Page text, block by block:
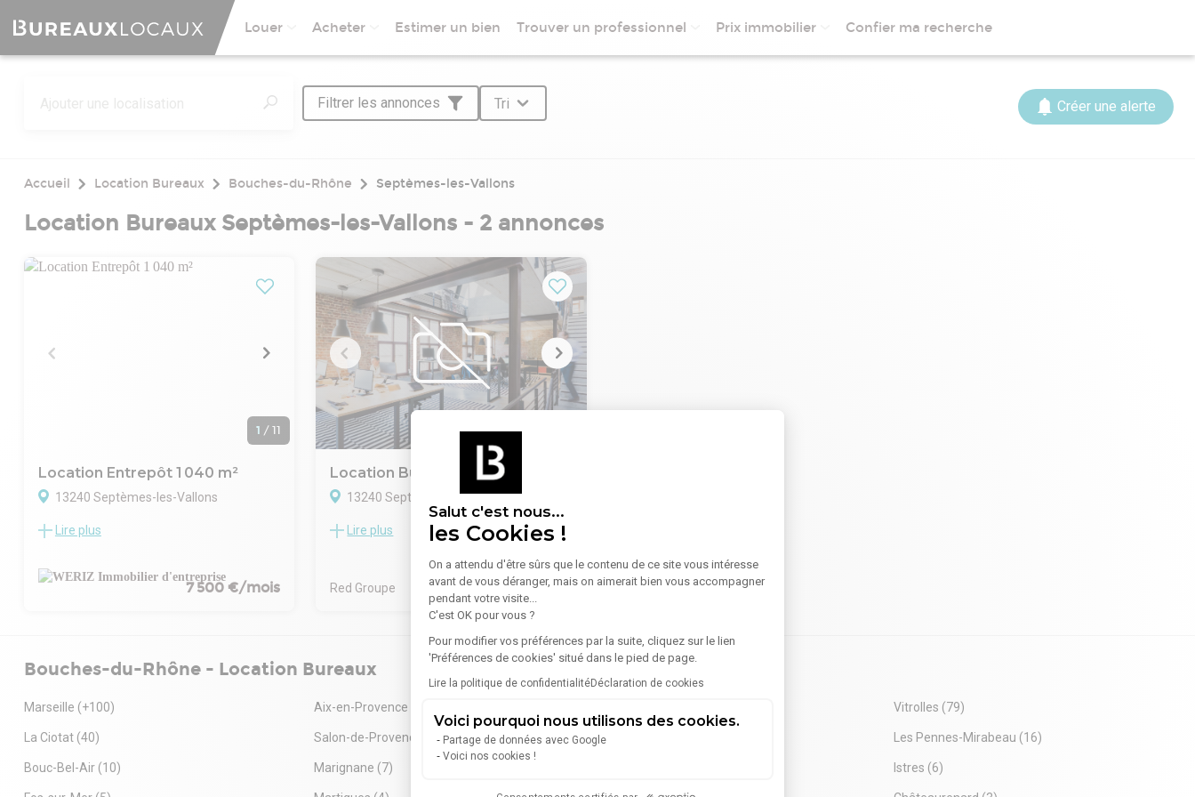
Salut c'est nous...
les Cookies !
On a attendu d'être sûrs que le contenu de ce site vous intéresse
avant de vous déranger, mais on aimerait bien vous accompagner
pendant votre visite...
C'est OK pour vous ?
Pour modifier vos préférences par la suite, cliquez sur le lien
'Préférences de cookies' situé dans le pied de page.
Lire la politique de confidentialitéDéclaration de cookies
Voici pourquoi nous utilisons des cookies.
Partage de données avec Google
Voici nos cookies !
Louer Acheter Estimer un bien Trouver un professionnel Prix immobilier Confier ma recherche
Filtrer les annonces Tri Créer une alerte
Accueil Location Bureaux Bouches-du-Rhône Septèmes-les-Vallons
Location Bureaux Septèmes-les-Vallons - 2 annonces
1 /11
Location Entrepôt 1 040 m²
13240 Septèmes-les-Vallons
WERIZ, acteur indépendant et local du
Métropole Aix Marseille Provence, vous
propose un bâtiment d'activité d'une
1900 m².
Lire plus
7 500 €/mois
Location Bureaux 67 m²
13240 Septèmes-les-Vallons
A proximité de l'accès A51, en ZA de
Bureau en R+1 d'une superficie de 67 m2
Le bâtiment est en très bon état, isolé.
D'une partie bureau (environ 60 m2) très
belle luminosité et très bon état.
Espace cuisine et un sanitaire, un évier.
Possibilité de louer un local d'activité
Type de bail : 3/6/9
Périodicité de paiement : Trimestrielle et À
échoir
Loyer annuel 8 710 € HT /an
Lire plus
Red Groupe 726 €/mois
Bouches-du-Rhône - Location Bureaux
Marseille (+100) Aix-en-Provence Vitrolles (79)
La Ciotat (40) Salon-de-Provence (27) Gardanne Les Pennes-Mirabeau (16)
Bouc-Bel-Air (10) Marignane (7) Istres (6)